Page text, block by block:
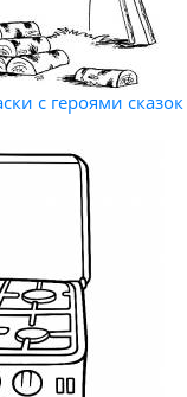
с героями